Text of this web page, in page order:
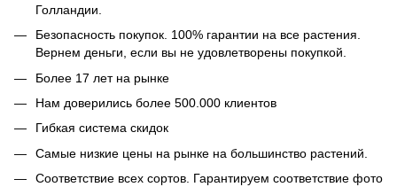
Голландии.
Безопасность покупок. 100% гарантии на все растения.
Вернем деньги, если вы не удовлетворены покупкой.
Более 17 лет на рынке
Нам доверились более 500.000 клиентов
Гибкая система скидок
Самые низкие цены на рынке на большинство растений.
Соответствие всех сортов. Гарантируем соответствие фото